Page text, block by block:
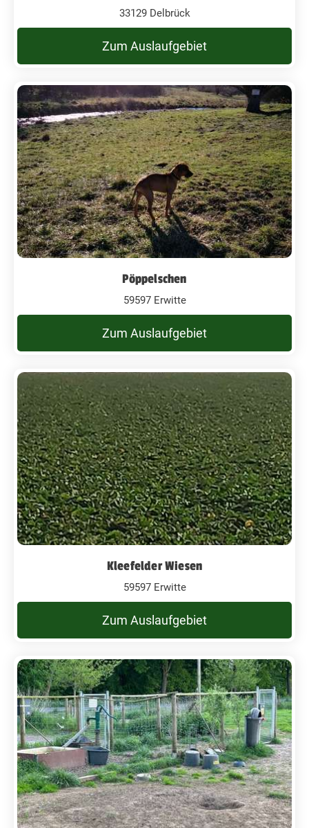
33129 Delbrück
Zum Auslaufgebiet
Pöppelschen
59597 Erwitte
Zum Auslaufgebiet
Kleefelder Wiesen
59597 Erwitte
Zum Auslaufgebiet